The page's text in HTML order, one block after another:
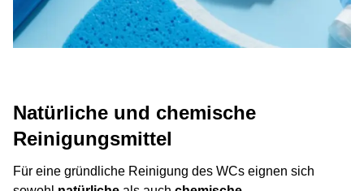
Natürliche und chemische
Reinigungsmittel
Für eine gründliche Reinigung des WCs eignen sich